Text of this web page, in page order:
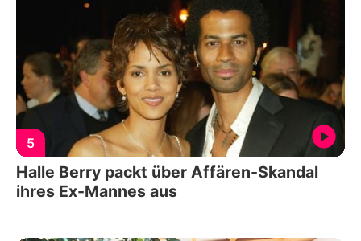
5
Halle Berry packt über Affären-Skandal
ihres Ex-Mannes aus